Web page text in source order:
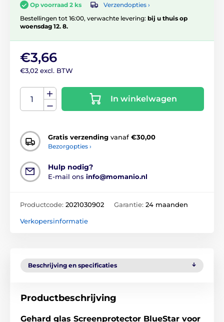
Op voorraad 2 ks
Verzendopties ›
Bestellingen tot 16:00, verwachte levering: bij u thuis op
woensdag 12. 8.
€3,66
€3,02 excl. BTW
In winkelwagen
Gratis verzending vanaf €30,00
Bezorgopties ›
Hulp nodig?
E-mail ons info@momanio.nl
Productcode: 2021030902 Garantie: 24 maanden
Verkopersinformatie
Beschrijving en specificaties
Productbeschrijving
Gehard glas Screenprotector BlueStar voor